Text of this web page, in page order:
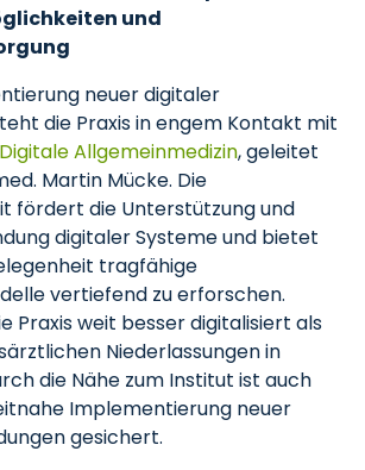
und
neuer digitaler
die Praxis in engem Kontakt mit
Allgemeinmedizin, geleitet
Martin Mücke. Die
fördert die Unterstützung und
digitaler Systeme und bietet
tragfähige
vertiefend zu erforschen.
Praxis weit besser digitalisiert als
Niederlassungen in
die Nähe zum Institut ist auch
Implementierung neuer
gesichert.